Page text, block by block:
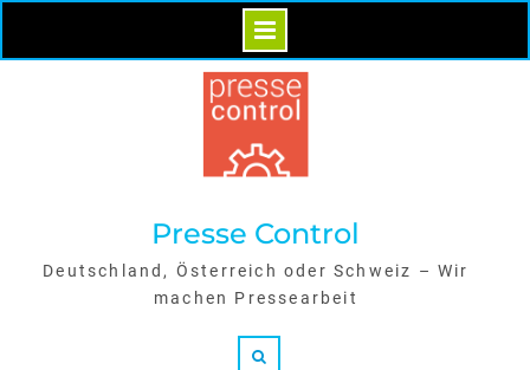
Skip
Presse Control
Deutschland, Österreich oder Schweiz – Wir
machen Pressearbeit